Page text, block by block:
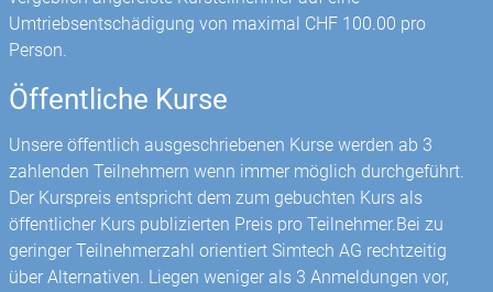
Umtriebsentschädigung von maximal CHF 100.00 pro
Person.
Öffentliche Kurse
Unsere öffentlich ausgeschriebenen Kurse werden ab 3
zahlenden Teilnehmern wenn immer möglich durchgeführt.
Der Kurspreis entspricht dem zum gebuchten Kurs als
öffentlicher Kurs publizierten Preis pro Teilnehmer.Bei zu
geringer Teilnehmerzahl orientiert Simtech AG rechtzeitig
über Alternativen. Liegen weniger als 3 Anmeldungen vor,